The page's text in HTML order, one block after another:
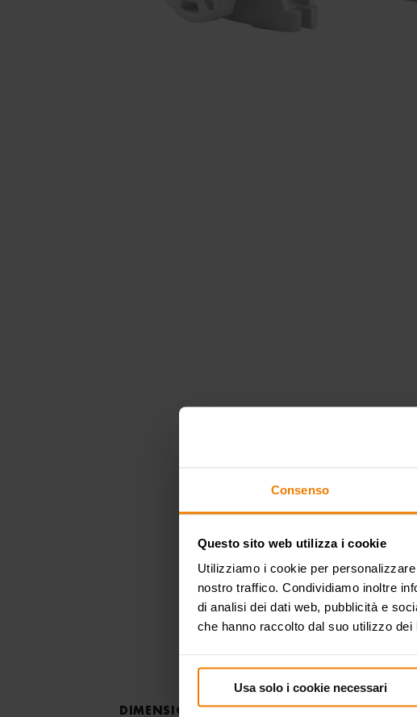
Consenso
Questo sito web utilizza i cookie
Utilizziamo i cookie per
nostro traffico. Condividiamo inoltre
di analisi dei dati web, pubblicità e
che hanno raccolto dal suo utilizzo dei
Usa solo i cookie necessari
DIMENSIONI D’INGOMBRO(mm)